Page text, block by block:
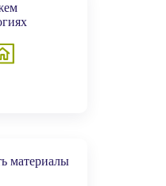
материалы